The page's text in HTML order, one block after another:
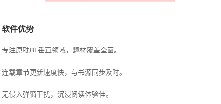
软件优势
专注原耽BL垂直领域，题材覆盖全面。
连载章节更新速度快，与书源同步及时。
无侵入弹窗干扰，沉浸阅读体验佳。